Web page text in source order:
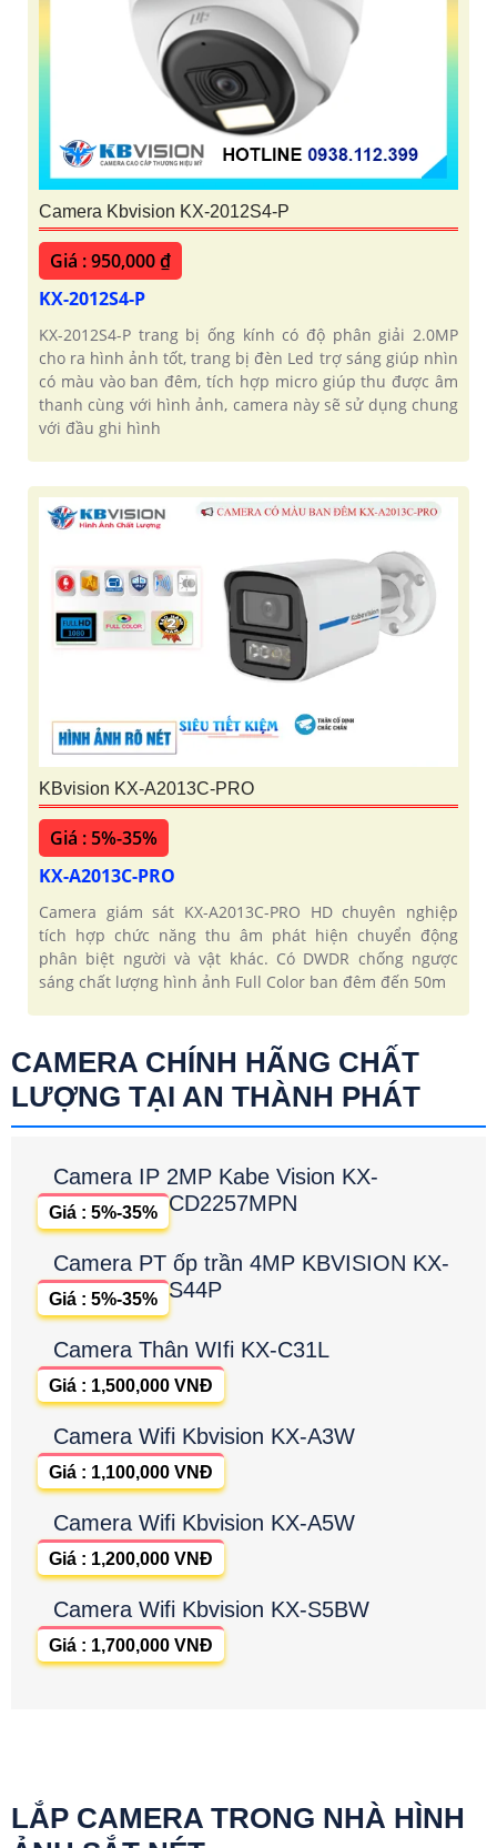
Camera Kbvision KX-2012S4-P
Giá : 950,000 ₫
KX-2012S4-P
KX-2012S4-P trang bị ống kính có độ phân giải 2.0MP
cho ra hình ảnh tốt, trang bị đèn Led trợ sáng giúp nhìn
có màu vào ban đêm, tích hợp micro giúp thu được âm
thanh cùng với hình ảnh, camera này sẽ sử dụng chung
với đầu ghi hình
KBvision KX-A2013C-PRO
Giá : 5%-35%
KX-A2013C-PRO
Camera giám sát KX-A2013C-PRO HD chuyên nghiệp
tích hợp chức năng thu âm phát hiện chuyển động
phân biệt người và vật khác. Có DWDR chống ngược
sáng chất lượng hình ảnh Full Color ban đêm đến 50m
CAMERA CHÍNH HÃNG CHẤT
LƯỢNG TẠI AN THÀNH PHÁT
Camera IP 2MP Kabe Vision KX-
CD2257MPN
Giá : 5%-35%
Camera PT ốp trần 4MP KBVISION KX-
S44P
Giá : 5%-35%
Camera Thân WIfi KX-C31L
Giá : 1,500,000 VNĐ
Camera Wifi Kbvision KX-A3W
Giá : 1,100,000 VNĐ
Camera Wifi Kbvision KX-A5W
Giá : 1,200,000 VNĐ
Camera Wifi Kbvision KX-S5BW
Giá : 1,700,000 VNĐ
LẮP CAMERA TRONG NHÀ HÌNH